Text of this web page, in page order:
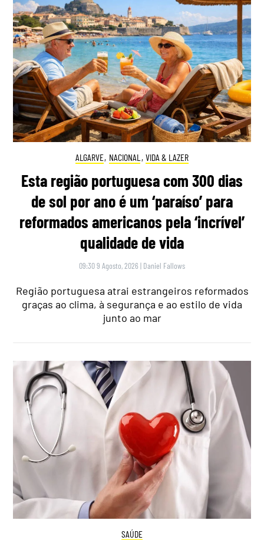
ALGARVE, NACIONAL , VIDA & LAZER
Esta região portuguesa com 300 dias
de sol por ano é um ‘paraíso’ para
reformados americanos pela ‘incrível’
qualidade de vida
09:30 9 Agosto, 2026 | Daniel Fallows
Região portuguesa atrai estrangeiros reformados
graças ao clima, à segurança e ao estilo de vida
junto ao mar
SAÚDE